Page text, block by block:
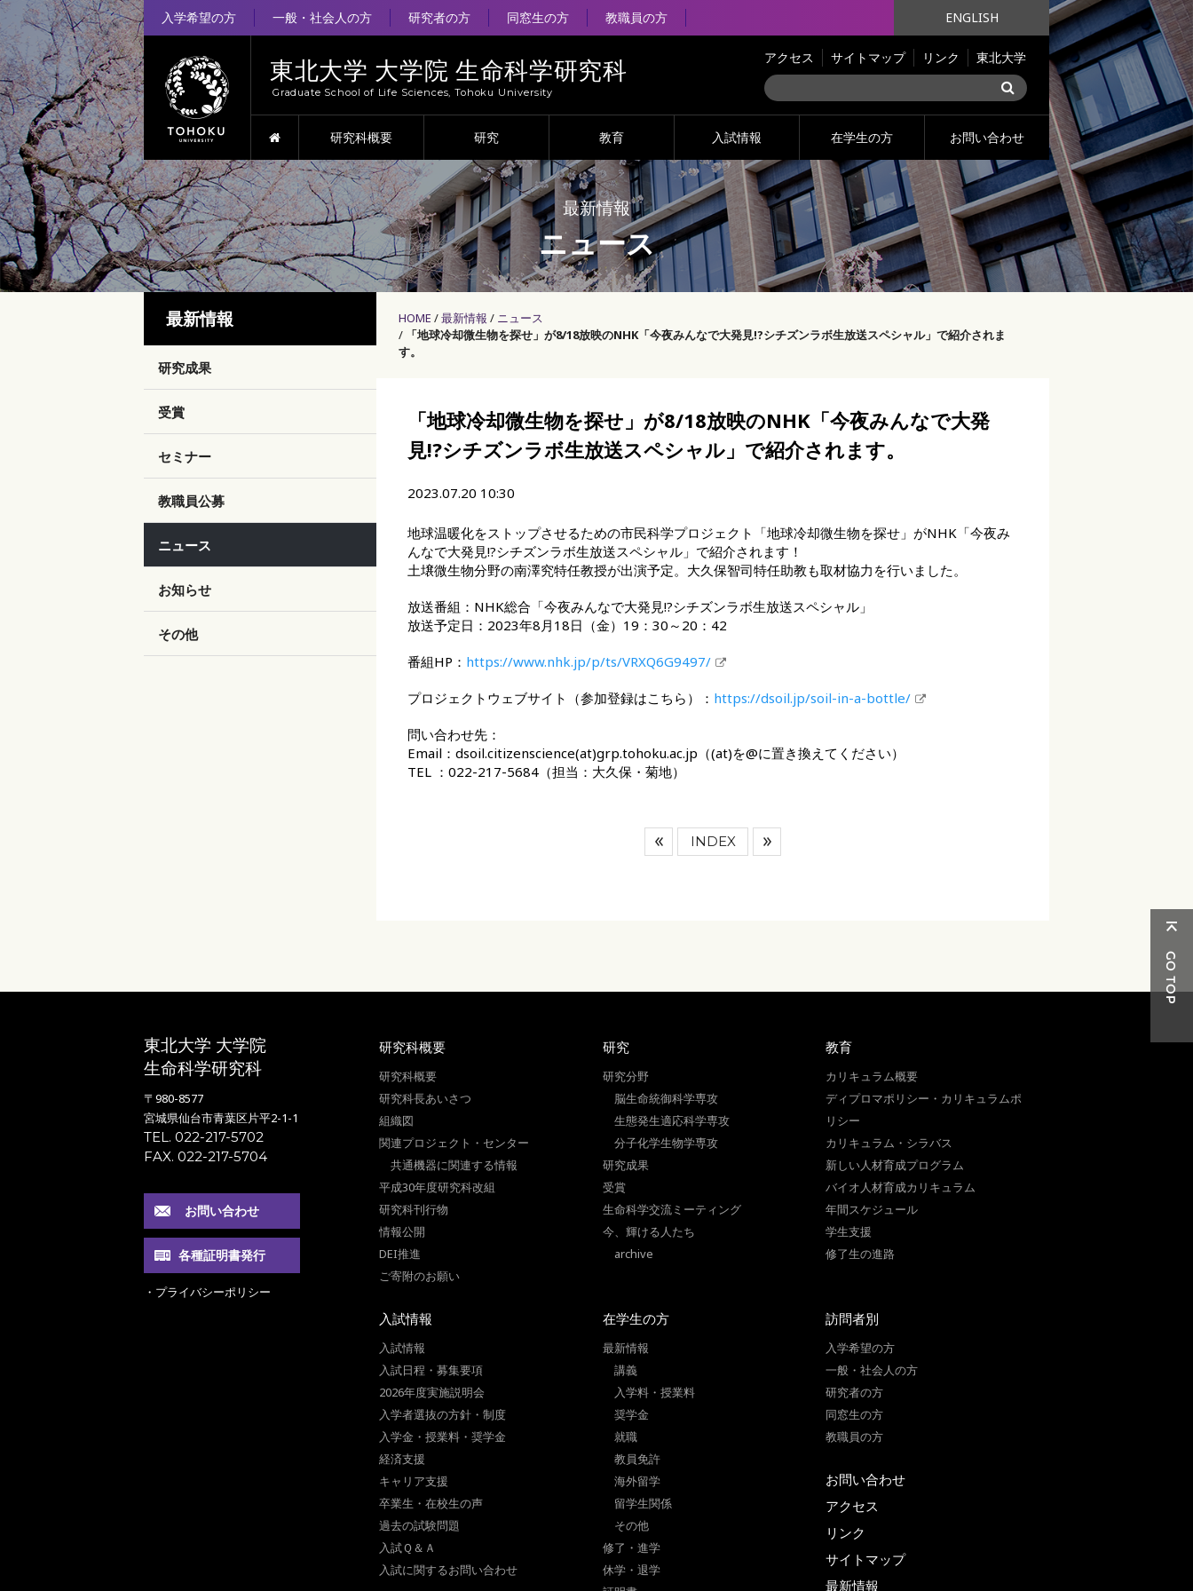
入学希望の方 一般・社会人の方 研究者の方 同窓生の方 教職員の方 ENGLISH
東北大学 大学院 生命科学研究科
Graduate School of Life Sciences, Tohoku University
アクセス サイトマップ リンク 東北大学
HOME研究科概要 研究 教育 入試情報 在学生の方 お問い合わせ
最新情報
ニュース
HOME 最新情報
ニュース
「地球冷却微生物を探せ」が8/18放映のNHK「今夜みんなで大発見!?シチズンラボ生放送スペシャル」で紹介されま
す。
「地球冷却微生物を探せ」が8/18放映のNHK「今夜みんなで大発
見!?シチズンラボ生放送スペシャル」で紹介されます。
2023.07.20 10:30
地球温暖化をストップさせるための市民科学プロジェクト「地球冷却微生物を探せ」がNHK「今夜み
んなで大発見!?シチズンラボ生放送スペシャル」で紹介されます！
土壌微生物分野の南澤究特任教授が出演予定。大久保智司特任助教も取材協力を行いました。
放送番組：NHK総合「今夜みんなで大発見!?シチズンラボ生放送スペシャル」
放送予定日：2023年8月18日（金）19：30～20：42
番組HP： https://www.nhk.jp/p/ts/VRXQ6G9497/
プロジェクトウェブサイト（参加登録はこちら）： https://dsoil.jp/soil-in-a-bottle/
問い合わせ先：
Email：dsoil.citizenscience(at)grp.tohoku.ac.jp（(at)を@に置き換えてください）
TEL ：022-217-5684（担当：大久保・菊地）
INDEX
最新情報
研究成果
受賞
セミナー
教職員公募
ニュース
お知らせ
その他
東北大学 大学院
生命科学研究科
〒980-8577
宮城県仙台市青葉区片平2-1-1
TEL. 022-217-5702
FAX. 022-217-5704
お問い合わせ
各種証明書発行
・プライバシーポリシー
研究科概要
研究科概要
研究科長あいさつ
組織図
関連プロジェクト・センター
共通機器に関連する情報
平成30年度研究科改組
研究科刊行物
情報公開
DEI推進
ご寄附のお願い
研究
研究分野
脳生命統御科学専攻
生態発生適応科学専攻
分子化学生物学専攻
研究成果
受賞
生命科学交流ミーティング
今、輝ける人たち
archive
教育
カリキュラム概要
ディプロマポリシー・カリキュラムポ
リシー
カリキュラム・シラバス
新しい人材育成プログラム
バイオ人材育成カリキュラム
年間スケジュール
学生支援
修了生の進路
入試情報
入試情報
入試日程・募集要項
2026年度実施説明会
入学者選抜の方針・制度
入学金・授業料・奨学金
経済支援
キャリア支援
卒業生・在校生の声
過去の試験問題
入試Ｑ＆Ａ
入試に関するお問い合わせ
在学生の方
最新情報
講義
入学料・授業料
奨学金
就職
教員免許
海外留学
留学生関係
その他
修了・進学
休学・退学
訪問者別
入学希望の方
一般・社会人の方
研究者の方
同窓生の方
教職員の方
お問い合わせ
アクセス
リンク
サイトマップ
最新情報